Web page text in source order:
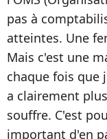
pas à
atteintes. Une
Mais c'est une
chaque fois que
a clairement
souffre. C'est
important d'en